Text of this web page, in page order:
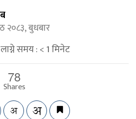
२०८३, बुधबार
समय :< 1मिनेट
78
Shares